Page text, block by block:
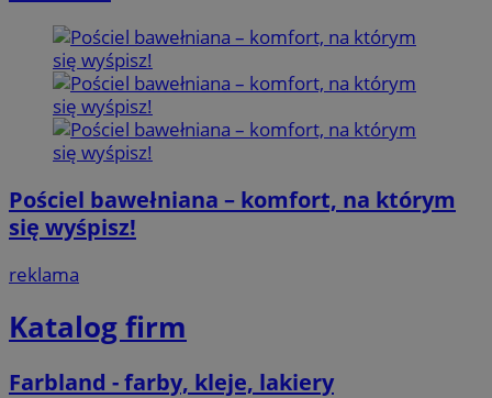
Pościel bawełniana – komfort, na którym
się wyśpisz!
reklama
Katalog firm
Farbland - farby, kleje, lakiery